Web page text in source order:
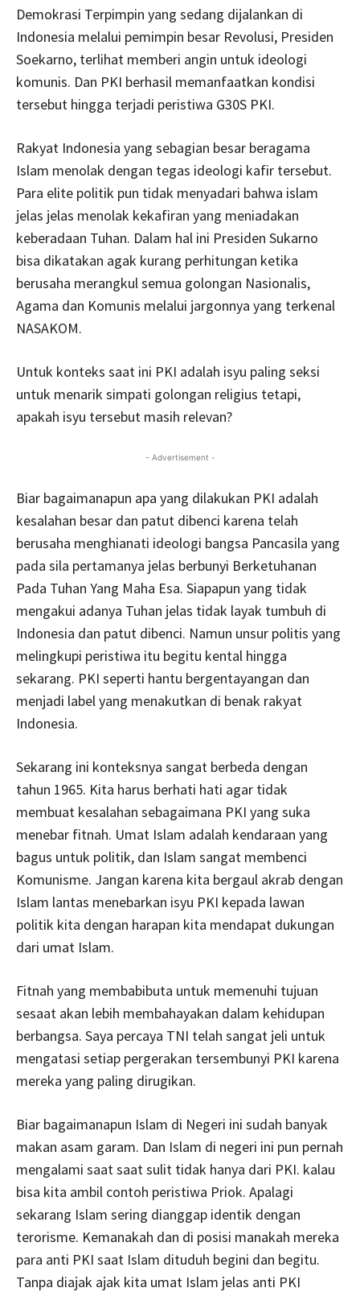
Demokrasi Terpimpin yang sedang dijalankan di
Indonesia melalui pemimpin besar Revolusi, Presiden
Soekarno, terlihat memberi angin untuk ideologi
komunis. Dan PKI berhasil memanfaatkan kondisi
tersebut hingga terjadi peristiwa G30S PKI.
Rakyat Indonesia yang sebagian besar beragama
Islam menolak dengan tegas ideologi kafir tersebut.
Para elite politik pun tidak menyadari bahwa islam
jelas jelas menolak kekafiran yang meniadakan
keberadaan Tuhan. Dalam hal ini Presiden Sukarno
bisa dikatakan agak kurang perhitungan ketika
berusaha merangkul semua golongan Nasionalis,
Agama dan Komunis melalui jargonnya yang terkenal
NASAKOM.
Untuk konteks saat ini PKI adalah isyu paling seksi
untuk menarik simpati golongan religius tetapi,
apakah isyu tersebut masih relevan?
- Advertisement -
Biar bagaimanapun apa yang dilakukan PKI adalah
kesalahan besar dan patut dibenci karena telah
berusaha menghianati ideologi bangsa Pancasila yang
pada sila pertamanya jelas berbunyi Berketuhanan
Pada Tuhan Yang Maha Esa. Siapapun yang tidak
mengakui adanya Tuhan jelas tidak layak tumbuh di
Indonesia dan patut dibenci. Namun unsur politis yang
melingkupi peristiwa itu begitu kental hingga
sekarang. PKI seperti hantu bergentayangan dan
menjadi label yang menakutkan di benak rakyat
Indonesia.
Sekarang ini konteksnya sangat berbeda dengan
tahun 1965. Kita harus berhati hati agar tidak
membuat kesalahan sebagaimana PKI yang suka
menebar fitnah. Umat Islam adalah kendaraan yang
bagus untuk politik, dan Islam sangat membenci
Komunisme. Jangan karena kita bergaul akrab dengan
Islam lantas menebarkan isyu PKI kepada lawan
politik kita dengan harapan kita mendapat dukungan
dari umat Islam.
Fitnah yang membabibuta untuk memenuhi tujuan
sesaat akan lebih membahayakan dalam kehidupan
berbangsa. Saya percaya TNI telah sangat jeli untuk
mengatasi setiap pergerakan tersembunyi PKI karena
mereka yang paling dirugikan.
Biar bagaimanapun Islam di Negeri ini sudah banyak
makan asam garam. Dan Islam di negeri ini pun pernah
mengalami saat saat sulit tidak hanya dari PKI. kalau
bisa kita ambil contoh peristiwa Priok. Apalagi
sekarang Islam sering dianggap identik dengan
terorisme. Kemanakah dan di posisi manakah mereka
para anti PKI saat Islam dituduh begini dan begitu.
Tanpa diajak ajak kita umat Islam jelas anti PKI